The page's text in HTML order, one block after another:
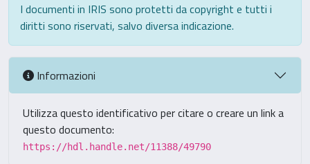
I documenti in IRIS sono protetti da copyright e tutti i
diritti sono riservati, salvo diversa indicazione.
Informazioni
Utilizza questo identificativo per citare o creare un link a
questo documento:
https://hdl.handle.net/11388/49790